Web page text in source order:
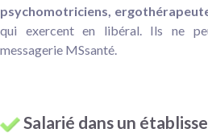
psychomotriciens,
qui exercent en libéral. Ils ne
messagerie MSsanté.
Salarié dans un